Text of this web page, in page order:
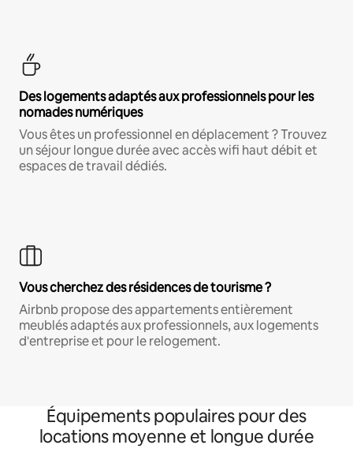
Des logements adaptés aux professionnels pour les
nomades numériques
Vous êtes un professionnel en déplacement ? Trouvez
un séjour longue durée avec accès wifi haut débit et
espaces de travail dédiés.
Vous cherchez des résidences de tourisme ?
Airbnb propose des appartements entièrement
meublés adaptés aux professionnels, aux logements
d'entreprise et pour le relogement.
Équipements populaires pour des
locations moyenne et longue durée